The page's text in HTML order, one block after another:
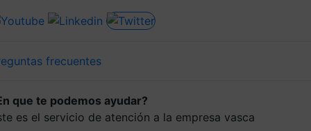
frecuentes
que te podemos ayudar?
es el servicio de atención a la empresa vasca